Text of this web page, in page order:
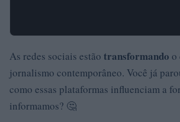
As redes sociais estão transformando o
jornalismo contemporâneo. Você já
como essas plataformas influenciam a
informamos? 🤔